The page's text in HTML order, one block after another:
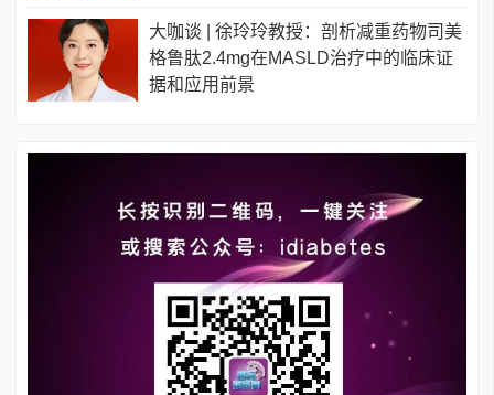
大咖谈 | 徐玲玲教授：剖析减重药物司美
格鲁肽2.4mg在MASLD治疗中的临床证
据和应用前景